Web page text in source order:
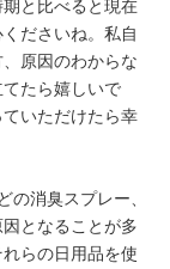
と比べると現在
ださいね。私自
原因のわからな
たら嬉しいで
いただけたら幸
消臭スプレー、
となることが多
らの日用品を使